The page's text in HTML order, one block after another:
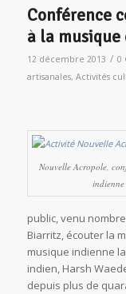
Conférence
à la
12 décembre 2013 / 0
artisanales, Activités
Nouvelle Acropole,
public, venu
Biarritz, écouter la
musique indienne
indien, Harsh
depuis plus de